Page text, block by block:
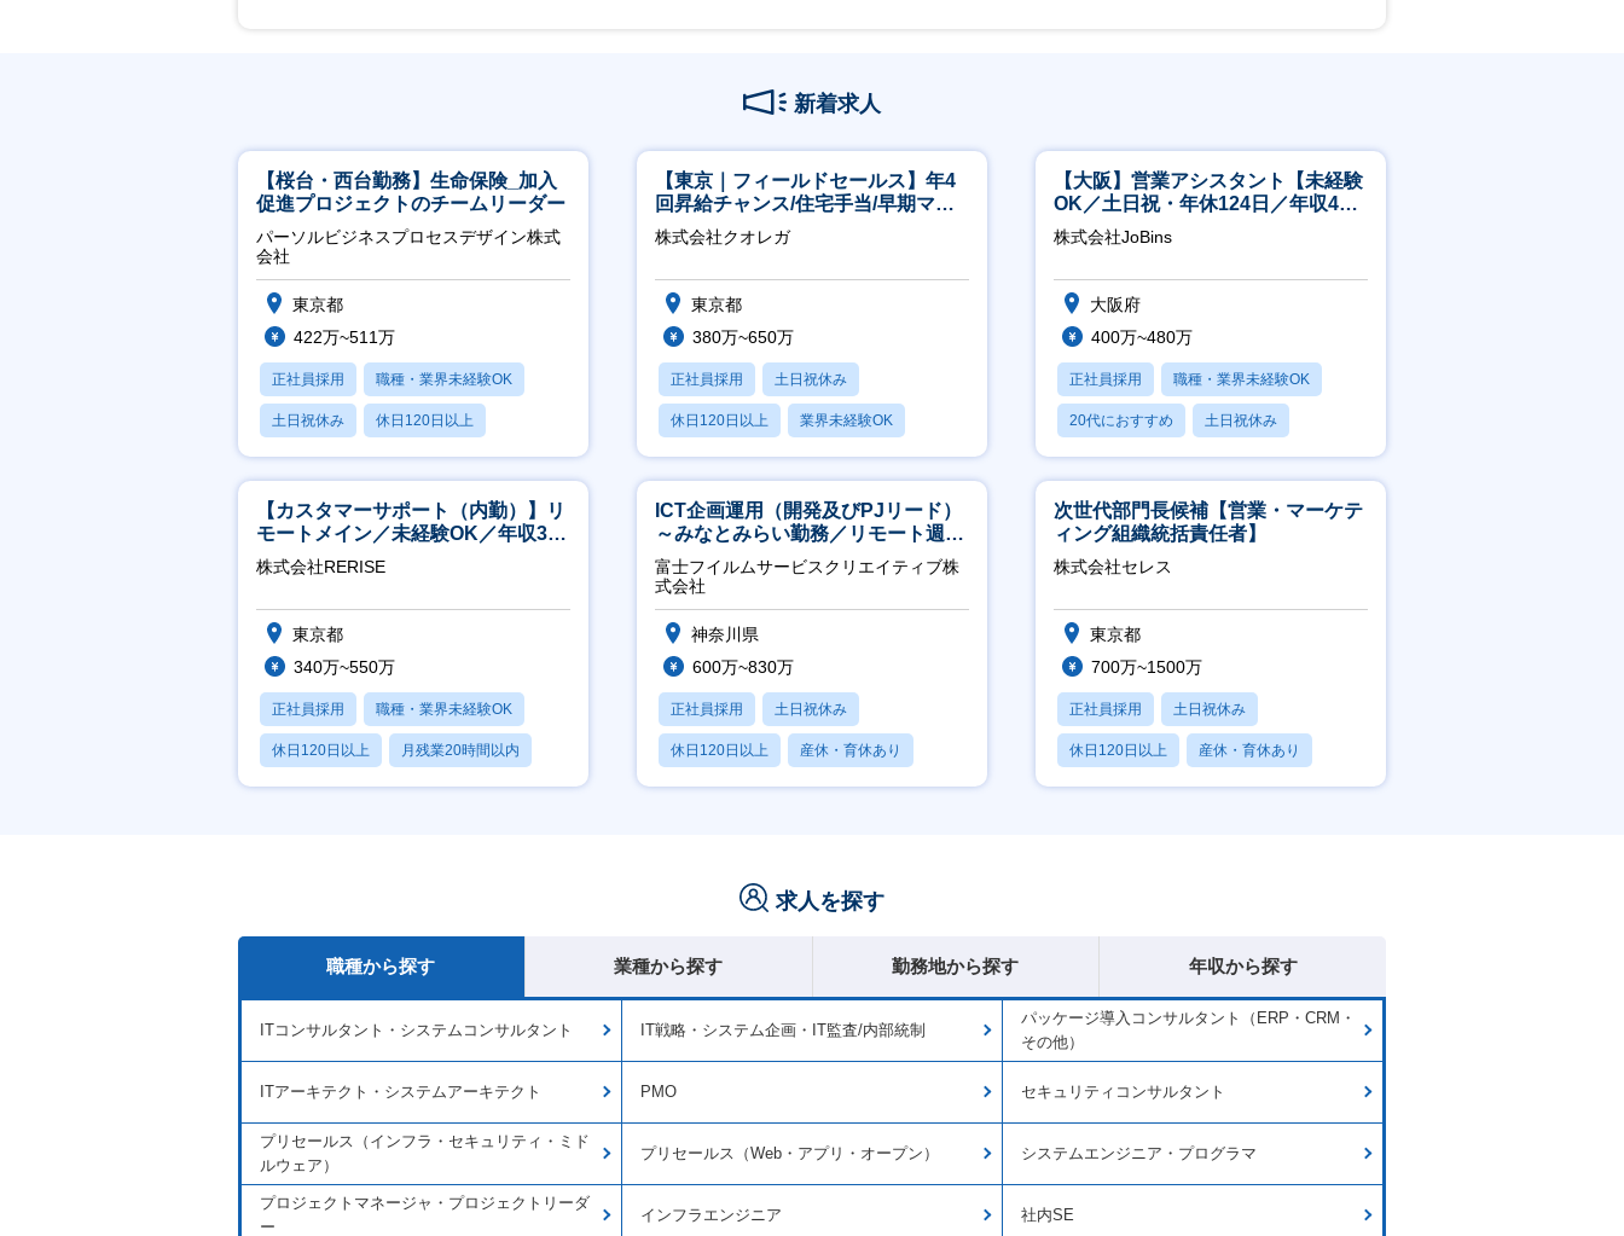
新着求人
【桜台・西台勤務】生命保険_加入
促進プロジェクトのチームリーダー
パーソルビジネスプロセスデザイン株式
会社
東京都
422万~511万
正社員採用 職種・業界未経験OK
土日祝休み 休日120日以上
産休・育休あり
【東京｜フィールドセールス】年4
回昇給チャンス/住宅手当/早期マネ
ジメント機会あり！
株式会社クオレガ
東京都
380万~650万
正社員採用 土日祝休み
休日120日以上 業界未経験OK
産休・育休あり
【大阪】営業アシスタント【未経験
OK／土日祝・年休124日／年収400
万～／転勤なし】
株式会社JoBins
大阪府
400万~480万
正社員採用 職種・業界未経験OK
20代におすすめ 土日祝休み
休日120日以上
【カスタマーサポート（内勤）】リ
モートメイン／未経験OK／年収340
万～／年間休日125日
株式会社RERISE
東京都
340万~550万
正社員採用 職種・業界未経験OK
休日120日以上 月残業20時間以内
賞与あり
ICT企画運用（開発及びPJリード）
～みなとみらい勤務／リモート週
2OK／業務改善～
富士フイルムサービスクリエイティブ株
式会社
神奈川県
600万~830万
正社員採用 土日祝休み
休日120日以上 産休・育休あり
月残業20時間以内
次世代部門長候補【営業・マーケテ
ィング組織統括責任者】
株式会社セレス
東京都
700万~1500万
正社員採用 土日祝休み
休日120日以上 産休・育休あり
賞与あり
求人を探す
職種から探す 業種から探す 勤務地から探す 年収から探す
ITコンサルタント・システムコンサルタント IT戦略・システム企画・IT監査/内部統制
パッケージ導入コンサルタント（ERP・CRM・
その他）
ITアーキテクト・システムアーキテクト PMO セキュリティコンサルタント
プリセールス（インフラ・セキュリティ・ミド
ルウェア）
プリセールス（Web・アプリ・オープン） システムエンジニア・プログラマ
プロジェクトマネージャ・プロジェクトリーダ
ー
インフラエンジニア 社内SE